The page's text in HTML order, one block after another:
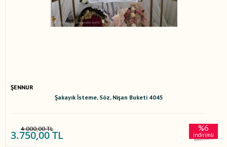
ŞENNUR
Şakayık İsteme, Söz, Nişan Buketi 4045
4.000,00 TL
3.750,00 TL
%6
indirimli